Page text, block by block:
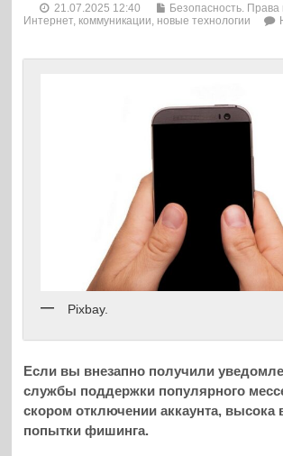
21.07.2025 12:40 Безопасность. Права
Интернет, коммуникации, новые технологии
Pixbay.
Если вы внезапно получили
службы поддержки популярного
скором отключении аккаунта, высока
попытки фишинга.